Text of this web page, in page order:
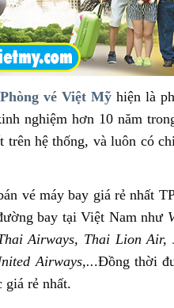
vé Việt Mỹ hiện là
nghiệm hơn 10 năm
hệ thống, và luôn có
vé máy bay giá rẻ nhất
bay tại Việt Nam như
Airways, Thai Lion
Airways,...Đồng thời
giá rẻ nhất.